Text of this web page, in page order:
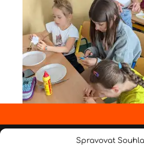
Spravovat
Senpai|Hvězdné